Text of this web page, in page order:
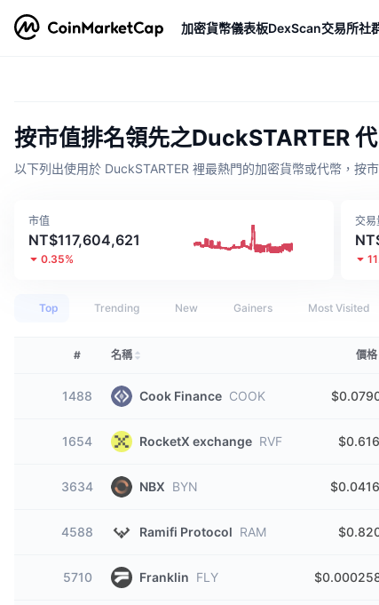
加密貨幣儀表板DexScan交易所社
按市值排名領先之DuckSTARTER
以下列出使用於 DuckSTARTER 裡最熱門的加密貨幣或代幣，按
市值
NT$117,604,621
0.35%
交易
Top Trending New Gainers Most Visited
# 名稱 價格
1488 Cook Finance COOK
1654 RocketX exchange RVF
3634 NBX BYN
4588 Ramifi Protocol RAM
5710 Franklin FLY